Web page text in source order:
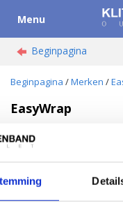
Menu
Beginpagina
Beginpagina /Merken /
EasyWrap